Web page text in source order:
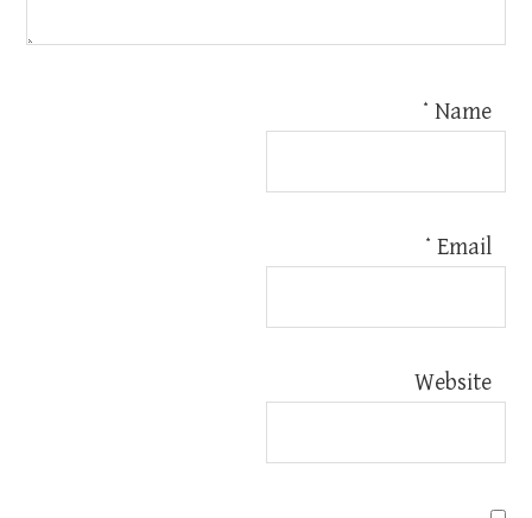
Name
*
Email
*
Website